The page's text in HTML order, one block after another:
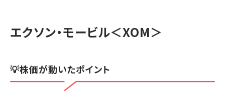
エクソン・モービル＜XOM＞
💡株価が動いたポイント